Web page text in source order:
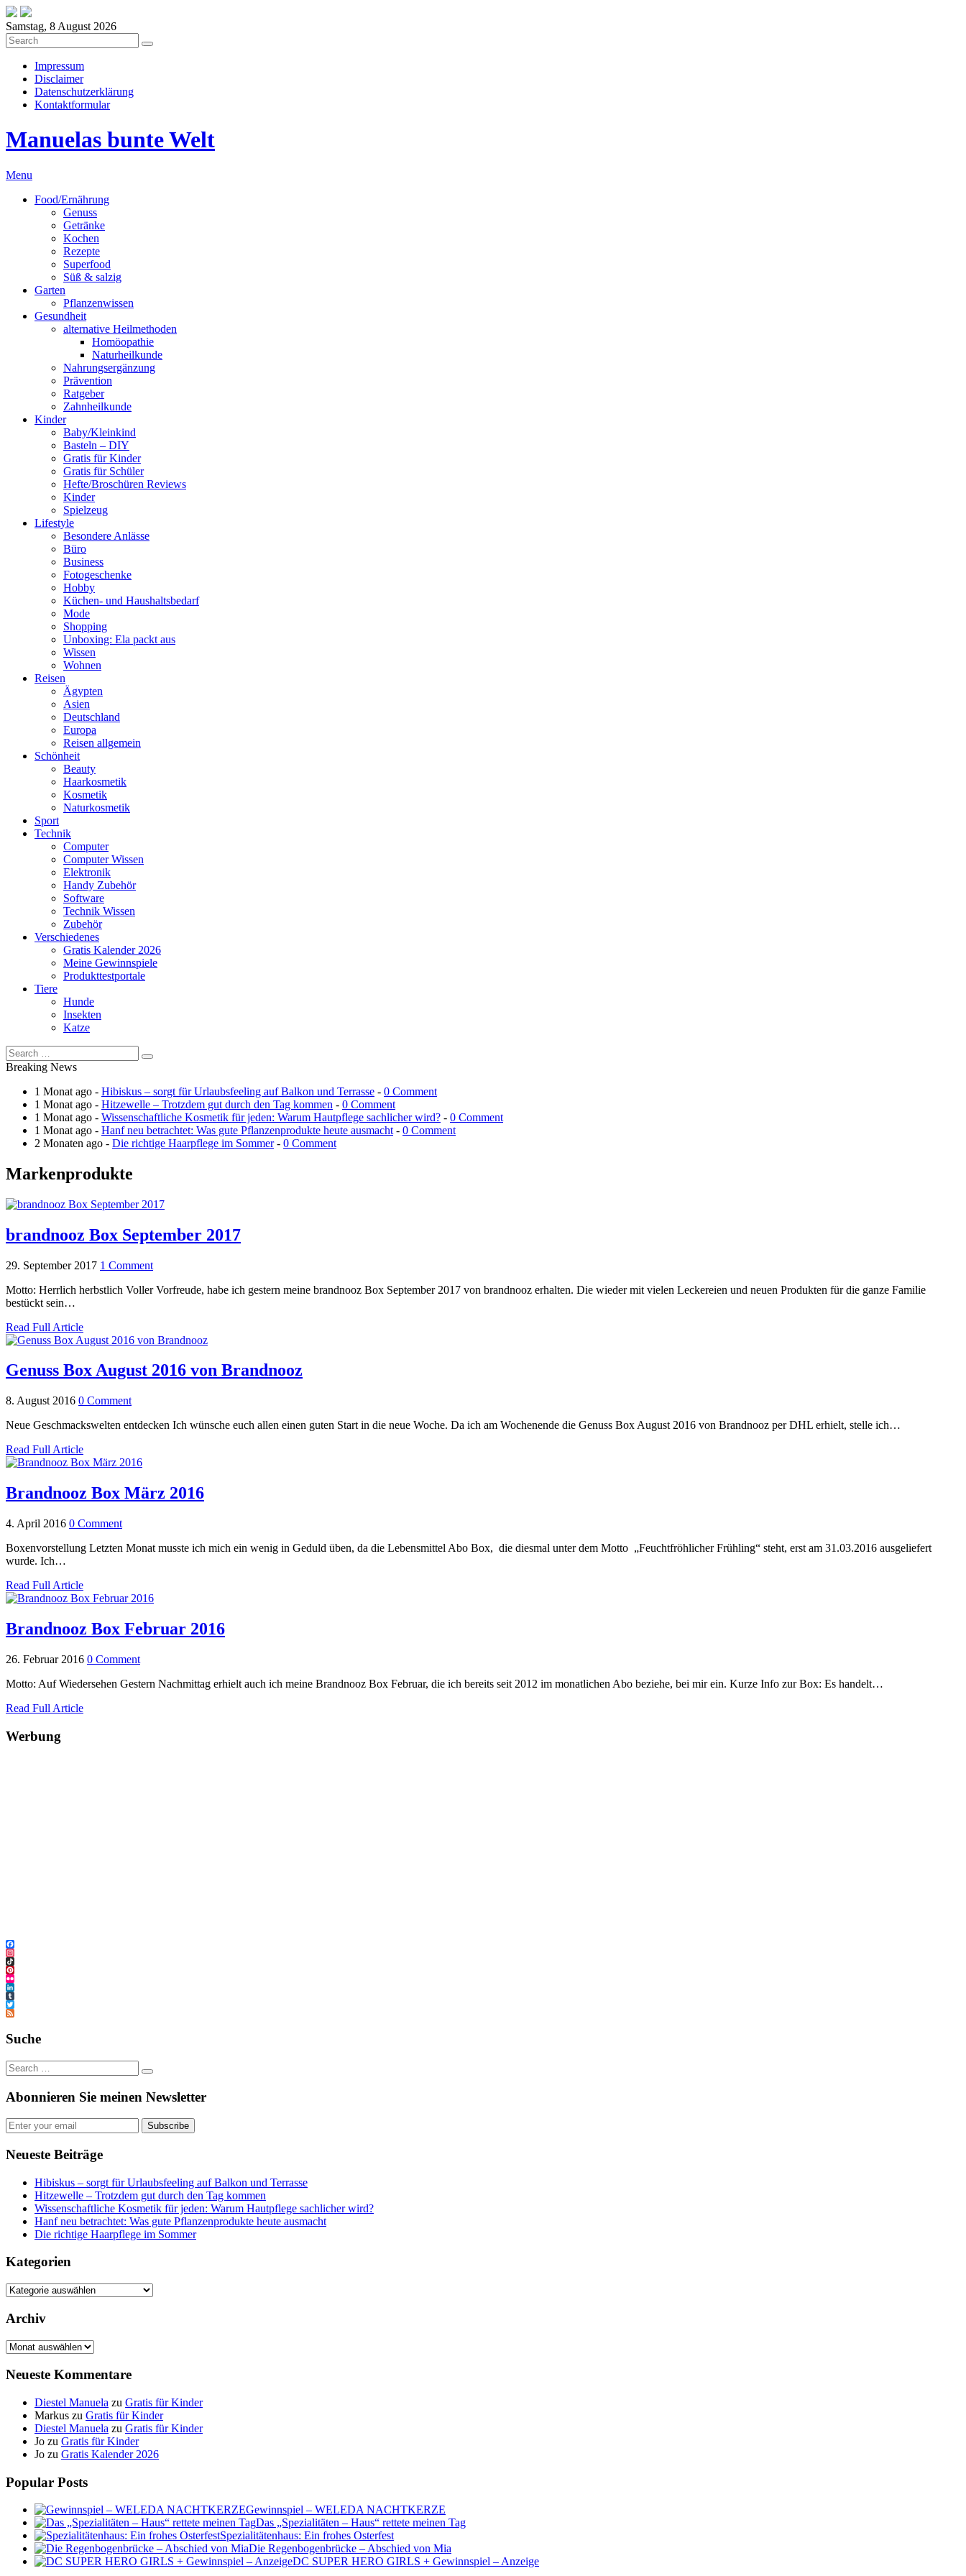
Samstag, 8 August 2026
Impressum
Disclaimer
Datenschutzerklärung
Kontaktformular
Manuelas bunte Welt
Menu
Food/Ernährung
Genuss
Getränke
Kochen
Rezepte
Superfood
Süß & salzig
Garten
Pflanzenwissen
Gesundheit
alternative Heilmethoden
Homöopathie
Naturheilkunde
Nahrungsergänzung
Prävention
Ratgeber
Zahnheilkunde
Kinder
Baby/Kleinkind
Basteln – DIY
Gratis für Kinder
Gratis für Schüler
Hefte/Broschüren Reviews
Kinder
Spielzeug
Lifestyle
Besondere Anlässe
Büro
Business
Fotogeschenke
Hobby
Küchen- und Haushaltsbedarf
Mode
Shopping
Unboxing: Ela packt aus
Wissen
Wohnen
Reisen
Ägypten
Asien
Deutschland
Europa
Reisen allgemein
Schönheit
Beauty
Haarkosmetik
Kosmetik
Naturkosmetik
Sport
Technik
Computer
Computer Wissen
Elektronik
Handy Zubehör
Software
Technik Wissen
Zubehör
Verschiedenes
Gratis Kalender 2026
Meine Gewinnspiele
Produkttestportale
Tiere
Hunde
Insekten
Katze
Breaking News
1 Monat ago - Hibiskus – sorgt für Urlaubsfeeling auf Balkon und Terrasse - 0 Comment
1 Monat ago - Hitzewelle – Trotzdem gut durch den Tag kommen - 0 Comment
1 Monat ago - Wissenschaftliche Kosmetik für jeden: Warum Hautpflege sachlicher wird? - 0 Comment
1 Monat ago - Hanf neu betrachtet: Was gute Pflanzenprodukte heute ausmacht - 0 Comment
2 Monaten ago - Die richtige Haarpflege im Sommer- 0 Comment
Markenprodukte
brandnooz Box September 2017
29. September 2017 1 Comment
Motto: Herrlich herbstlich Voller Vorfreude, habe ich gestern meine brandnooz Box September 2017 von brandnooz erhalten. Die wieder mit vielen Leckereien und neuen Produkten für die ganze Familie
bestückt sein…
Read Full Article
Genuss Box August 2016 von Brandnooz
8. August 2016 0 Comment
Neue Geschmackswelten entdecken Ich wünsche euch allen einen guten Start in die neue Woche. Da ich am Wochenende die Genuss Box August 2016 von Brandnooz per DHL erhielt, stelle ich…
Read Full Article
Brandnooz Box März 2016
4. April 2016 0 Comment
Boxenvorstellung Letzten Monat musste ich mich ein wenig in Geduld üben, da die Lebensmittel Abo Box, die diesmal unter dem Motto „Feuchtfröhlicher Frühling“ steht, erst am 31.03.2016 ausgeliefert
wurde. Ich…
Read Full Article
Brandnooz Box Februar 2016
26. Februar 2016 0 Comment
Motto: Auf Wiedersehen Gestern Nachmittag erhielt auch ich meine Brandnooz Box Februar, die ich bereits seit 2012 im monatlichen Abo beziehe, bei mir ein. Kurze Info zur Box: Es handelt…
Read Full Article
Werbung
Facebook
Instagram
TikTok
Pinterest
Flickr
LinkedIn
Tumblr
Twitter
Feed
Suche
Abonnieren Sie meinen Newsletter
Subscribe
Neueste Beiträge
Hibiskus – sorgt für Urlaubsfeeling auf Balkon und Terrasse
Hitzewelle – Trotzdem gut durch den Tag kommen
Wissenschaftliche Kosmetik für jeden: Warum Hautpflege sachlicher wird?
Hanf neu betrachtet: Was gute Pflanzenprodukte heute ausmacht
Die richtige Haarpflege im Sommer
Kategorien
Kategorien
Archiv
Archiv
Neueste Kommentare
Diestel Manuela zu Gratis für Kinder
Markus zu Gratis für Kinder
Diestel Manuela zu Gratis für Kinder
Jo zu Gratis für Kinder
Jo zu Gratis Kalender 2026
Popular Posts
Gewinnspiel – WELEDA NACHTKERZE
Das „Spezialitäten – Haus“ rettete meinen Tag
Spezialitätenhaus: Ein frohes Osterfest
Die Regenbogenbrücke – Abschied von Mia
DC SUPER HERO GIRLS + Gewinnspiel – Anzeige